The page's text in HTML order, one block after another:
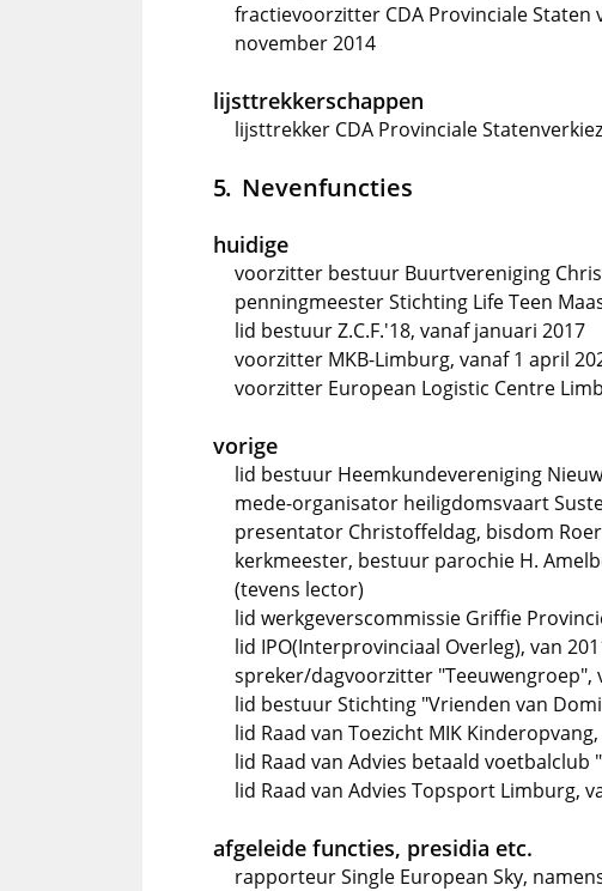
fractievoorzitter CDA Provinciale
november 2014
lijsttrekkerschappen
lijsttrekker CDA Provinciale
Nevenfuncties
huidige
voorzitter bestuur Buurtvereniging
penningmeester Stichting Life Teen
lid bestuur Z.C.F.'18, vanaf januari 2017
voorzitter MKB-Limburg, vanaf 1 april
voorzitter European Logistic Centre
vorige
lid bestuur Heemkundevereniging
mede-organisator heiligdomsvaart
presentator Christoffeldag, bisdom
kerkmeester, bestuur parochie H.
(tevens lector)
lid werkgeverscommissie Griffie
lid IPO(Interprovinciaal Overleg), van
spreker/dagvoorzitter "Teeuwengroep",
lid bestuur Stichting "Vrienden van
lid Raad van Toezicht MIK
lid Raad van Advies betaald
lid Raad van Advies Topsport Limburg,
afgeleide functies, presidia etc.
rapporteur Single European Sky,